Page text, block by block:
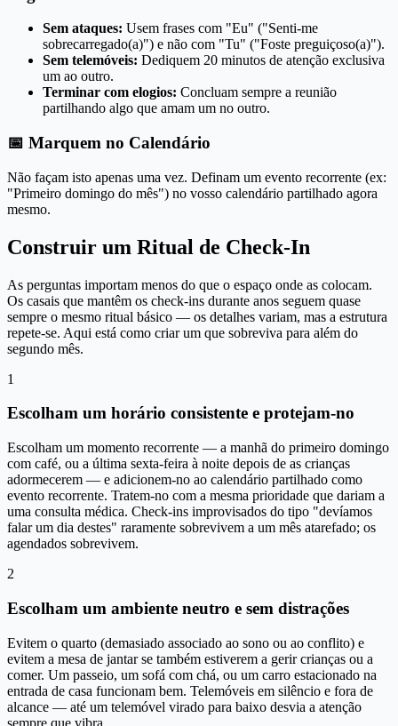
Sem ataques: Usem frases com "Eu" ("Senti-me
sobrecarregado(a)") e não com "Tu" ("Foste preguiçoso(a)").
Sem telemóveis: Dediquem 20 minutos de atenção exclusiva
um ao outro.
Terminar com elogios: Concluam sempre a reunião
partilhando algo que amam um no outro.
📅 Marquem no Calendário
Não façam isto apenas uma vez. Definam um evento recorrente (ex:
"Primeiro domingo do mês") no vosso calendário partilhado agora
mesmo.
Construir um Ritual de Check-In
As perguntas importam menos do que o espaço onde as colocam.
Os casais que mantêm os check-ins durante anos seguem quase
sempre o mesmo ritual básico — os detalhes variam, mas a estrutura
repete-se. Aqui está como criar um que sobreviva para além do
segundo mês.
1
Escolham um horário consistente e protejam-no
Escolham um momento recorrente — a manhã do primeiro domingo
com café, ou a última sexta-feira à noite depois de as crianças
adormecerem — e adicionem-no ao calendário partilhado como
evento recorrente. Tratem-no com a mesma prioridade que dariam a
uma consulta médica. Check-ins improvisados do tipo "devíamos
falar um dia destes" raramente sobrevivem a um mês atarefado; os
agendados sobrevivem.
2
Escolham um ambiente neutro e sem distrações
Evitem o quarto (demasiado associado ao sono ou ao conflito) e
evitem a mesa de jantar se também estiverem a gerir crianças ou a
comer. Um passeio, um sofá com chá, ou um carro estacionado na
entrada de casa funcionam bem. Telemóveis em silêncio e fora de
alcance — até um telemóvel virado para baixo desvia a atenção
sempre que vibra.